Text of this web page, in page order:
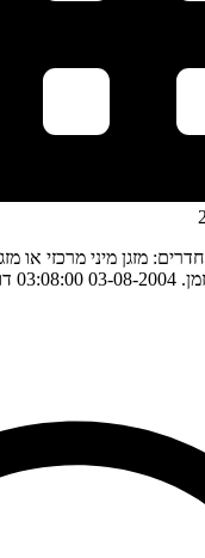
מה עדיף לדירה בת 4 חדרים: מזגן מיני